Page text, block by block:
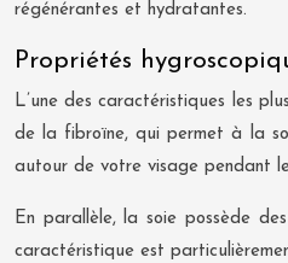
régénérantes et hydratantes.
Propriétés
L’une des caractéristiques les
de la fibroïne, qui permet à la
autour de votre visage pendant le
En parallèle, la soie possède
caractéristique est